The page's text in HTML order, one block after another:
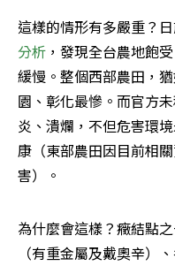
這樣的情形有多嚴重？
分析 ，發現全台農地飽
緩慢。整個西部農田，
園、彰化最慘。而官方
炎、潰爛，不但危害環
康（東部農田因目前相
害）。
為什麼會這樣？癥結點
（有重金屬及戴奧辛）